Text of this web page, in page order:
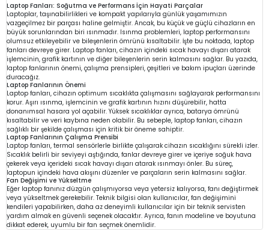
Laptop Fanları: Soğutma ve Performans İçin Hayati Parçalar
Laptoplar, taşınabilirlikleri ve kompakt yapılarıyla günlük yaşamımızın
vazgeçilmez bir parçası haline gelmiştir. Ancak, bu küçük ve güçlü cihazların en
büyük sorunlarından biri ısınmadır. Isınma problemleri, laptop performansını
olumsuz etkileyebilir ve bileşenlerin ömrünü kısaltabilir. İşte bu noktada, laptop
fanları devreye girer. Laptop fanları, cihazın içindeki sıcak havayı dışarı atarak
işlemcinin, grafik kartının ve diğer bileşenlerin serin kalmasını sağlar. Bu yazıda,
laptop fanlarının önemi, çalışma prensipleri, çeşitleri ve bakım ipuçları üzerinde
duracağız.
Laptop Fanlarının Önemi
Laptop fanları, cihazın optimum sıcaklıkta çalışmasını sağlayarak performansını
korur. Aşırı ısınma, işlemcinin ve grafik kartının hızını düşürebilir, hatta
donanımsal hasara yol açabilir. Yüksek sıcaklıklar ayrıca, batarya ömrünü
kısaltabilir ve veri kaybına neden olabilir. Bu sebeple, laptop fanları, cihazın
sağlıklı bir şekilde çalışması için kritik bir öneme sahiptir.
Laptop Fanlarının Çalışma Prensibi
Laptop fanları, termal sensörlerle birlikte çalışarak cihazın sıcaklığını sürekli izler.
Sıcaklık belirli bir seviyeyi aştığında, fanlar devreye girer ve içeriye soğuk hava
çekerek veya içerideki sıcak havayı dışarı atarak ısınmayı önler. Bu süreç,
laptopun içindeki hava akışını düzenler ve parçaların serin kalmasını sağlar.
Fan Değişimi ve Yükseltme
Eğer laptop fanınız düzgün çalışmıyorsa veya yetersiz kalıyorsa, fanı değiştirmek
veya yükseltmek gerekebilir. Teknik bilgisi olan kullanıcılar, fan değişimini
kendileri yapabilirken, daha az deneyimli kullanıcılar için bir teknik servisten
yardım almak en güvenli seçenek olacaktır. Ayrıca, fanın modeline ve boyutuna
dikkat ederek, uyumlu bir fan seçmek önemlidir.